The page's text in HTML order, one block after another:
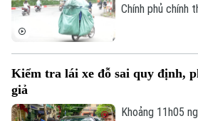
Thời trang
Chính phủ chính
đường bộ như:
hành vi dán đề
Kiểm tra lái xe đỗ sai quy định,
giả
Khoảng 11h05